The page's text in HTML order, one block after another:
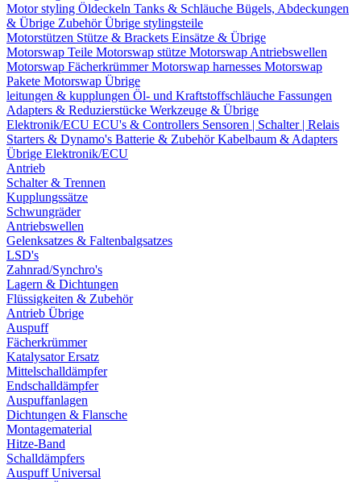
Motor styling Öldeckeln Tanks & Schläuche Bügels, Abdeckungen
& Übrige ZubehörÜbrige stylingsteile
Motorstützen Stütze & Brackets Einsätze & Übrige
Motorswap Teile Motorswap stütze Motorswap Antriebswellen
Motorswap FächerkrümmerMotorswap harnesses Motorswap
Pakete Motorswap Übrige
leitungen & kupplungen Öl- und Kraftstoffschläuche Fassungen
Adapters & Reduzierstücke Werkzeuge & Übrige
Elektronik/ECU ECU's & Controllers Sensoren | Schalter | Relais
Starters & Dynamo's Batterie & ZubehörKabelbaum & Adapters
Übrige Elektronik/ECU
Antrieb
Schalter & Trennen
Kupplungssätze
Schwungräder
Antriebswellen
Gelenksatzes & Faltenbalgsatzes
LSD's
Zahnrad/Synchro's
Lagern & Dichtungen
Flüssigkeiten & Zubehör
Antrieb Übrige
Auspuff
Fächerkrümmer
Katalysator Ersatz
Mittelschalldämpfer
Endschalldämpfer
Auspuffanlagen
Dichtungen & Flansche
Montagematerial
Hitze-Band
Schalldämpfers
Auspuff Universal